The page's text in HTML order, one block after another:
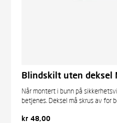
Blindskilt uten deksel
Når montert i bunn på
betjene­s. Deksel må skrus av for
kr 48,00